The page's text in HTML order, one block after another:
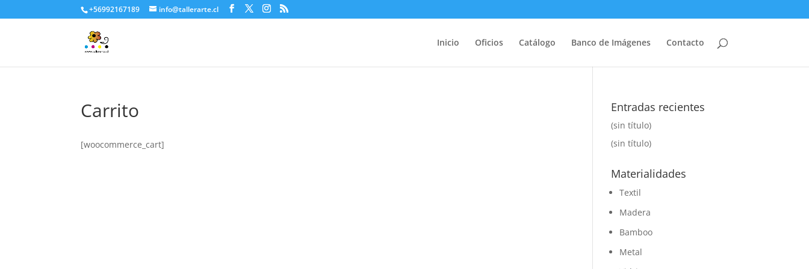
+56992167189 info@tallerarte.cl
Inicio Oficios Catálogo Banco de Imágenes Contacto
Carrito
[woocommerce_cart]
Entradas recientes
(sin título)
(sin título)
Materialidades
Textil
Madera
Bamboo
Metal